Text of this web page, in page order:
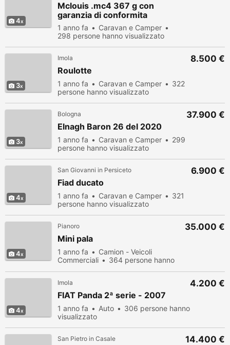
4
Mclouis .mc4 367 g con
garanzia di conformita
1 anno fa
Caravan e Camper
298 persone hanno visualizzato
3
Imola
Roulotte
1 anno fa Caravan e Camper
322
persone hanno visualizzato
8.500 €
3
Bologna
Elnagh Baron 26 del 2020
1 anno fa Caravan e Camper
299
persone hanno visualizzato
37.900 €
4
San Giovanni in Persiceto
Fiad ducato
1 anno fa Caravan e Camper
321
persone hanno visualizzato
6.900 €
4
Pianoro
Mini pala
1 anno fa
Camion - Veicoli
Commerciali
364 persone hanno
35.000 €
4
Imola
FIAT Panda 2ª serie - 2007
1 anno fa Auto
306 persone hanno
visualizzato
4.200 €
San Pietro in Casale 14.400 €